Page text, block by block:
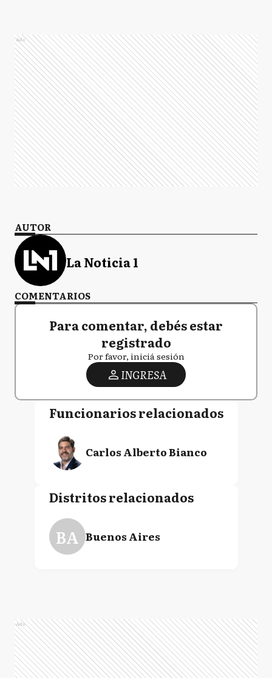
Ads
AUTOR
La Noticia 1
COMENTARIOS
Para comentar, debés estar
registrado
Por favor, iniciá sesión
INGRESA
Funcionarios relacionados
Carlos Alberto Bianco
Distritos relacionados
BA Buenos Aires
Ads